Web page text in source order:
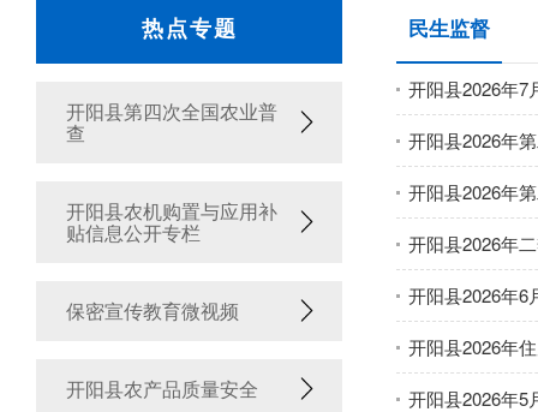
热点专题
开阳县第四次全国农业普
查
开阳县农机购置与应用补
贴信息公开专栏
保密宣传教育微视频
开阳县农产品质量安全
民生监督
开阳县2026年7
开阳县2026年
开阳县2026年
开阳县2026年
开阳县2026年6
开阳县2026年
开阳县2026年5